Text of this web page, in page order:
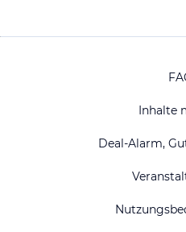
Inhalte
Deal-Alarm,